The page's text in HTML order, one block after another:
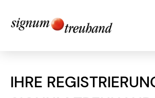
IHRE